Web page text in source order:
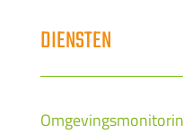
DIENSTEN